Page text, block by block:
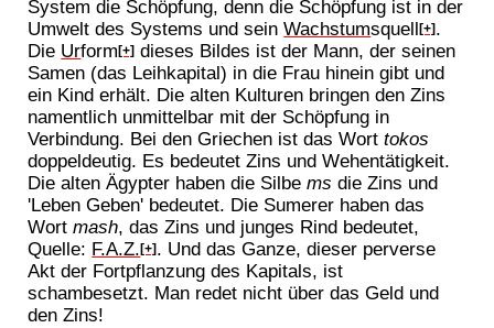
System die Schöpfung, denn die Schöpfung ist in der
Umwelt des Systems und seinWachstumsquell[+] .
Die Urform[+] dieses Bildes ist der Mann, der seinen
Samen (das Leihkapital) in die Frau hinein gibt und
ein Kind erhält. Die alten Kulturen bringen den Zins
namentlich unmittelbar mit der Schöpfung in
Verbindung. Bei den Griechen ist das Worttokos
doppeldeutig. Es bedeutet Zins und Wehentätigkeit.
Die alten Ägypter haben die Silbems die Zins und
'Leben Geben' bedeutet. Die Sumerer haben das
Wortmash, das Zins und junges Rind bedeutet,
Quelle: F.A.Z.[+] . Und das Ganze, dieser perverse
Akt der Fortpflanzung des Kapitals, ist
schambesetzt. Man redet nicht über das Geld und
den Zins!